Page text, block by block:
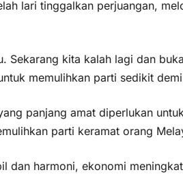
lari tinggalkan perjuangan,
Sekarang kita kalah lagi dan
memulihkan parti sedikit
panjang amat diperlukan
parti keramat orang
dan harmoni, ekonomi